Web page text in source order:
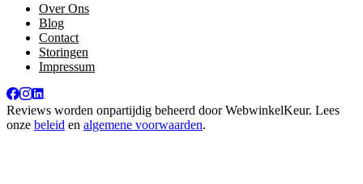
Over Ons
Blog
Contact
Storingen
Impressum
Reviews worden onpartijdig beheerd doorWebwinkelKeur. Lees
onze beleid en algemene voorwaarden.